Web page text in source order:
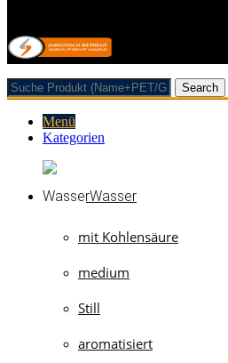
Search
Menü
Kategorien
Wasser
mit Kohlensäure
medium
Still
aromatisiert